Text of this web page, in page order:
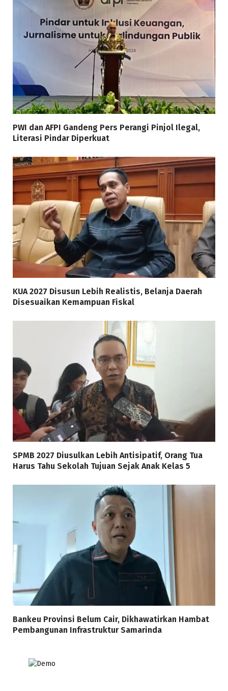
PWI dan AFPI Gandeng Pers Perangi Pinjol Ilegal,
Literasi Pindar Diperkuat
KUA 2027 Disusun Lebih Realistis, Belanja Daerah
Disesuaikan Kemampuan Fiskal
SPMB 2027 Diusulkan Lebih Antisipatif, Orang Tua
Harus Tahu Sekolah Tujuan Sejak Anak Kelas 5
Bankeu Provinsi Belum Cair, Dikhawatirkan Hambat
Pembangunan Infrastruktur Samarinda